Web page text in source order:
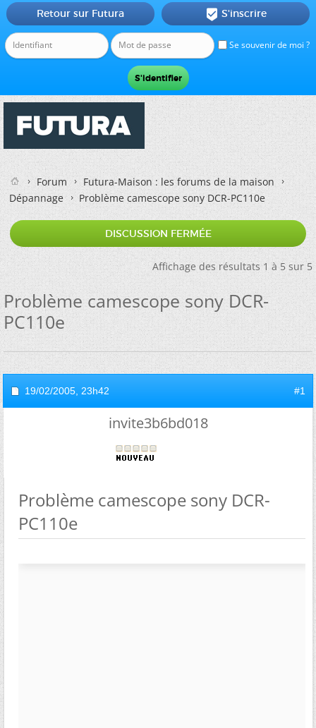
Se souvenir de moi ?
Retour sur Futura  S'inscrire
Forum
Futura-Maison : les forums de la maison
Dépannage
Problème camescope sony DCR-PC110e
DISCUSSION FERMÉE
Affichage des résultats 1 à 5 sur 5
Problème camescope sony DCR-
PC110e
19/02/2005, 23h42 #1
invite3b6bd018
Problème camescope sony DCR-
PC110e